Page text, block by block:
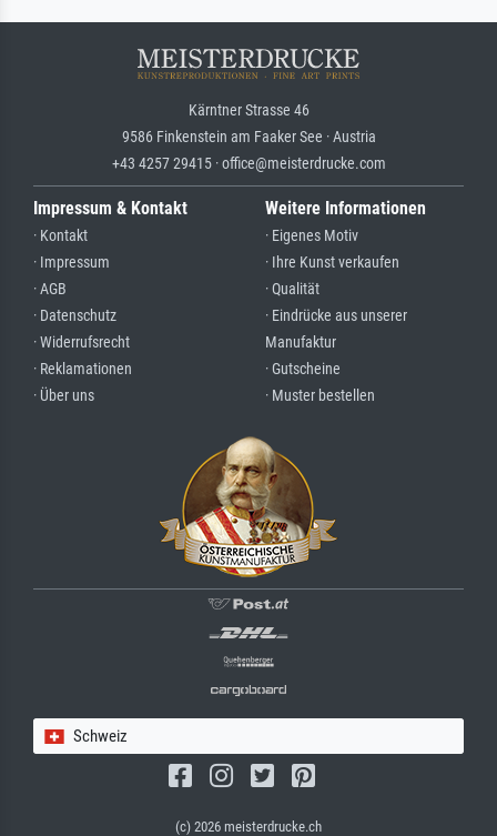
Kärntner Strasse 46
9586 Finkenstein am Faaker See · Austria
+43 4257 29415 · office@meisterdrucke.com
Impressum & Kontakt
· Kontakt
· Impressum
· AGB
· Datenschutz
· Widerrufsrecht
· Reklamationen
· Über uns
Weitere Informationen
· Eigenes Motiv
· Ihre Kunst verkaufen
· Qualität
· Eindrücke aus unserer
Manufaktur
· Gutscheine
· Muster bestellen
Schweiz
(c) 2026 meisterdrucke.ch